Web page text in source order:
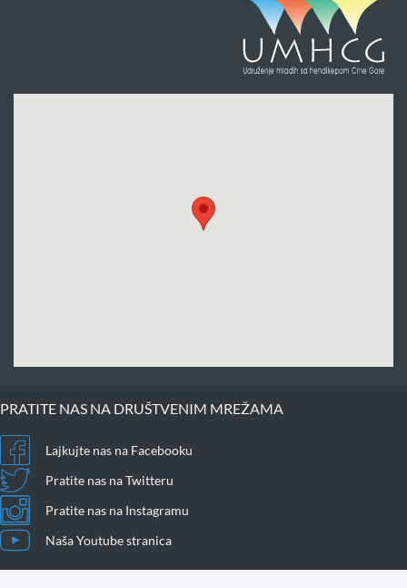
PRATITE NAS NA DRUŠTVENIM MREŽAMA
Lajkujte nas na Facebooku
Pratite nas na Twitteru
Pratite nas na Instagramu
Naša Youtube stranica